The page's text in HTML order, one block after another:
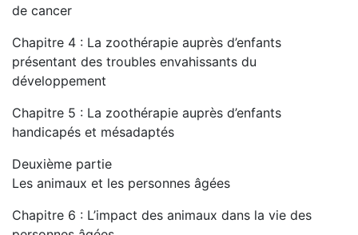
de cancer
Chapitre 4 : La zoothérapie auprès d’enfants
présentant des troubles envahissants du
développement
Chapitre 5 : La zoothérapie auprès d’enfants
handicapés et mésadaptés
Deuxième partie
Les animaux et les personnes âgées
Chapitre 6 : L’impact des animaux dans la vie des